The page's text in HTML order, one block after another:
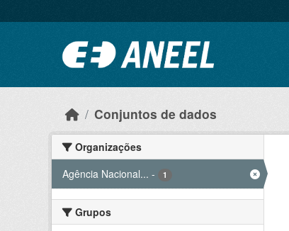
Conjuntos de dados
Organizações
Agência Nacional... - 1
Grupos